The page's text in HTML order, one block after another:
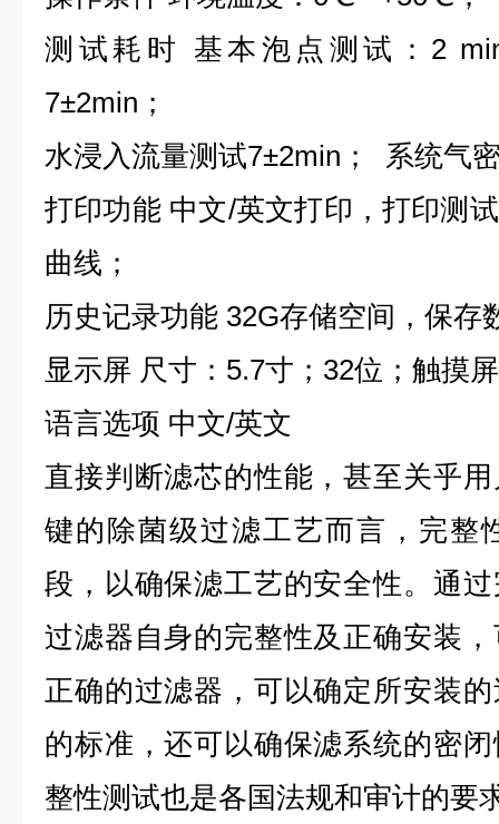
测试耗时 基本泡点测试：2
7±2min；
水浸入流量测试7±2min； 系统气
打印功能 中文/英文打印，打印测
曲线；
历史记录功能 32G存储空间，保存
显示屏 尺寸：5.7寸；32位；触摸屏
语言选项 中文/英文
直接判断滤芯的性能，甚至关乎
键的除菌级过滤工艺而言，完整
段，以确保滤工艺的安全性。通
过滤器自身的完整性及正确安装
正确的过滤器，可以确定所安装
的标准，还可以确保滤系统的密
整性测试也是各国法规和审计的要